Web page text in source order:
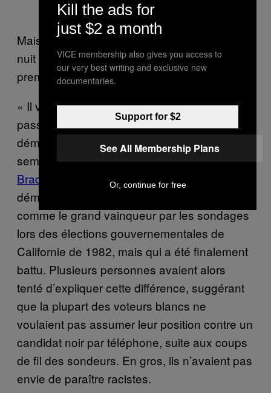
Mais quelque chose a mal tourné durant la
nuit des élections – et les sondeurs sont les
premiers à l’admettre.
« Il va falloir qu’on détermine ce qui s’est mal
passé », m’a dit Celinda Lake, une sondeuse
démocrate, dans la nuit de mardi. Il
semblerait que Trump ait été sujet au «
Bradley Effect
», nommé d’après le maire
démocrate de Los Angeles qui était perçu
comme le grand vainqueur par les sondages
lors des élections gouvernementales de
Californie de 1982, mais qui a été finalement
battu. Plusieurs personnes avaient alors
tenté d’expliquer cette différence, suggérant
que la plupart des voteurs blancs ne
voulaient pas assumer leur position contre un
candidat noir par téléphone, suite aux coups
de fil des sondeurs. En gros, ils n’avaient pas
envie de paraître racistes.
Kill the ads for
just $2 a month
VICE membership also gives you access to
our very best writing and exclusive new
documentaries.
Support for $2
See All Membership Plans
Or, continue for free